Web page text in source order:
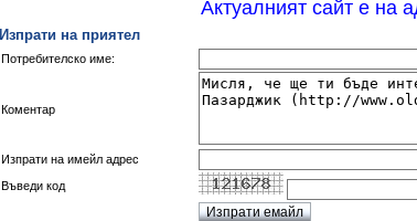
Актуалният сайт е на
Изпрати на приятел
Потребителско име:
Коментар
Изпрати на имейл адрес
Въведи код